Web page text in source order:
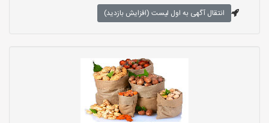
انتقال آگهی به اول لیست (افزایش بازدید)